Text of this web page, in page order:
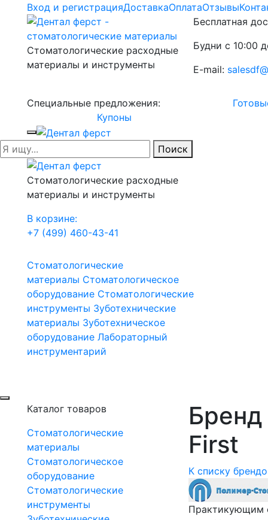
Вход и регистрацияДоставкаОплатаОтзывы
Стоматологические расходные
материалы и инструменты
Бесплатная
Будни с 10:00
E-mail:
Специальные предложения:
Купоны
Поиск
Стоматологические расходные
материалы и инструменты
В корзине:
+7 (499) 460-43-41
Стоматологические
материалы Стоматологическое
оборудование Стоматологические
инструменты Зуботехнические
материалы Зуботехническое
оборудование Лабораторный
инструментарий
Каталог товаров
Стоматологические
материалы
Стоматологическое
оборудование
Стоматологические
инструменты
First
К списку
Практикующим